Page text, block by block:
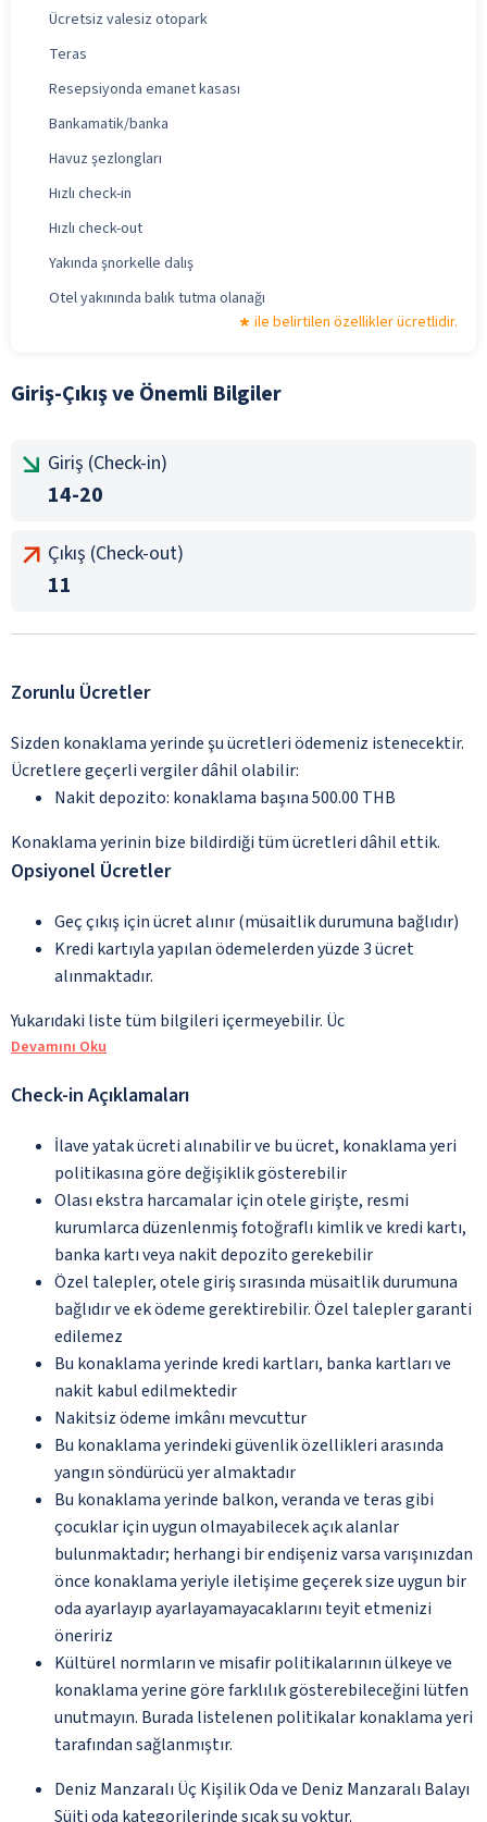
Ücretsiz valesiz otopark
Teras
Resepsiyonda emanet kasası
Bankamatik/banka
Havuz şezlongları
Hızlı check-in
Hızlı check-out
Yakında şnorkelle dalış
Otel yakınında balık tutma olanağı
ile belirtilen özellikler ücretlidir.
Giriş-Çıkış ve Önemli Bilgiler
Giriş (Check-in)
14-20
Çıkış (Check-out)
11
Zorunlu Ücretler
Sizden konaklama yerinde şu ücretleri ödemeniz istenecektir.
Ücretlere geçerli vergiler dâhil olabilir:
Nakit depozito: konaklama başına 500.00 THB
Konaklama yerinin bize bildirdiği tüm ücretleri dâhil ettik.
Opsiyonel Ücretler
Geç çıkış için ücret alınır (müsaitlik durumuna bağlıdır)
Kredi kartıyla yapılan ödemelerden yüzde 3 ücret
alınmaktadır.
Yukarıdaki liste tüm bilgileri içermeyebilir. Üc
Devamını Oku
Check-in Açıklamaları
İlave yatak ücreti alınabilir ve bu ücret, konaklama yeri
politikasına göre değişiklik gösterebilir
Olası ekstra harcamalar için otele girişte, resmi
kurumlarca düzenlenmiş fotoğraflı kimlik ve kredi kartı,
banka kartı veya nakit depozito gerekebilir
Özel talepler, otele giriş sırasında müsaitlik durumuna
bağlıdır ve ek ödeme gerektirebilir. Özel talepler garanti
edilemez
Bu konaklama yerinde kredi kartları, banka kartları ve
nakit kabul edilmektedir
Nakitsiz ödeme imkânı mevcuttur
Bu konaklama yerindeki güvenlik özellikleri arasında
yangın söndürücü yer almaktadır
Bu konaklama yerinde balkon, veranda ve teras gibi
çocuklar için uygun olmayabilecek açık alanlar
bulunmaktadır; herhangi bir endişeniz varsa varışınızdan
önce konaklama yeriyle iletişime geçerek size uygun bir
oda ayarlayıp ayarlayamayacaklarını teyit etmenizi
öneririz
Kültürel normların ve misafir politikalarının ülkeye ve
konaklama yerine göre farklılık gösterebileceğini lütfen
unutmayın. Burada listelenen politikalar konaklama yeri
tarafından sağlanmıştır.
Deniz Manzaralı Üç Kişilik Oda ve Deniz Manzaralı Balayı
Süiti oda kategorilerinde sıcak su yoktur.